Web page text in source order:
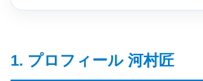
1. プロフィール 河村匠